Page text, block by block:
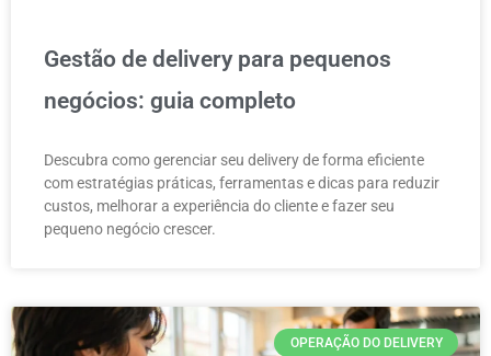
Gestão de delivery para pequenos
negócios: guia completo
Descubra como gerenciar seu delivery de forma eficiente
com estratégias práticas, ferramentas e dicas para reduzir
custos, melhorar a experiência do cliente e fazer seu
pequeno negócio crescer.
OPERAÇÃO DO DELIVERY